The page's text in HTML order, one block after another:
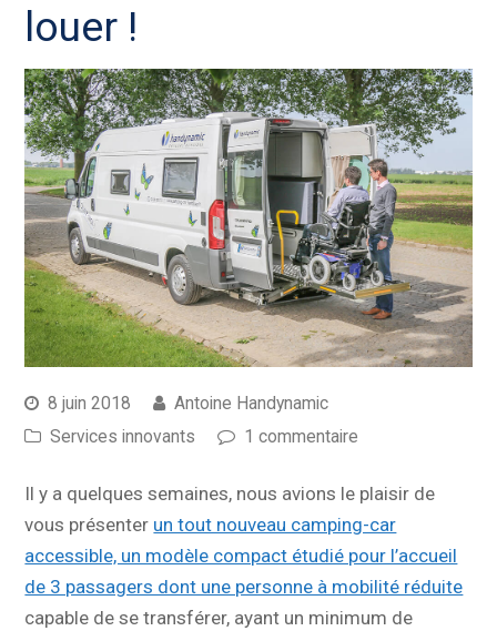
louer !
8 juin 2018
Antoine Handynamic
Services innovants
1 commentaire
Il y a quelques semaines, nous avions le plaisir de
vous présenter un tout nouveau camping-car
accessible, un modèle compact étudié pour l’accueil
de 3 passagers dont une personne à mobilité réduite
capable de se transférer, ayant un minimum de